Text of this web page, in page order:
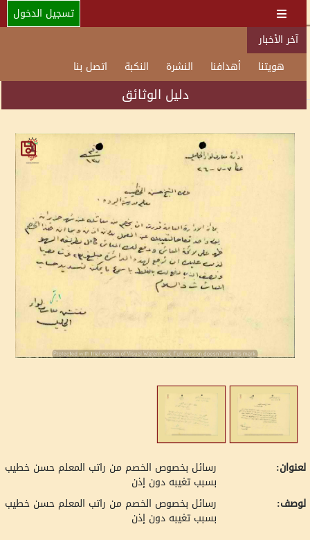
تسجيل الدخول
آخر الأخبار
هويتنا
أهدافنا النشرة النكبة اتصل بنا
دليل الوثائق
رسائل بخصوص الخصم من راتب المعلم حسن خطيب
بسبب تغيبه دون إذن
رسائل بخصوص الخصم من راتب المعلم حسن خطيب
بسبب تغيبه دون إذن